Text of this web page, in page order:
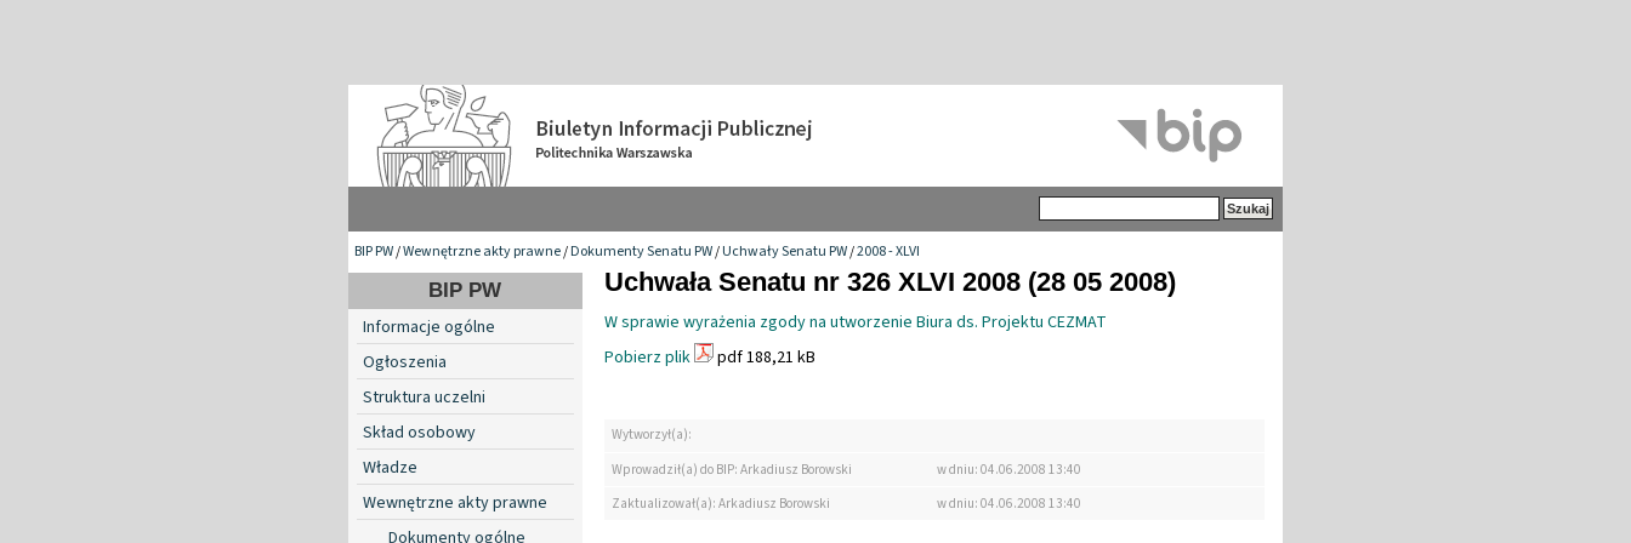
BIP PW/Wewnętrzne akty prawne/Dokumenty Senatu PW/Uchwały Senatu PW/2008 - XLVI
BIP PW
Informacje ogólne
Ogłoszenia
Struktura uczelni
Skład osobowy
Władze
Wewnętrzne akty prawne
Dokumenty ogólne
Uchwała Senatu nr 326 XLVI 2008 (28 05 2008)
W sprawie wyrażenia zgody na utworzenie Biura ds. Projektu CEZMAT
Pobierz plik
pdf 188,21 kB
Wytworzył(a):
Wprowadził(a) do BIP: Arkadiusz Borowski
w dniu: 04.06.2008 13:40
Zaktualizował(a): Arkadiusz Borowski
w dniu: 04.06.2008 13:40